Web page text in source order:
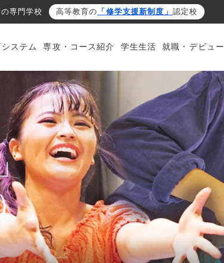
専門学校 高等教育の 「修学支援新制度」 認定校
ステム 専攻・コース紹介 学生生活 就職・デビュー